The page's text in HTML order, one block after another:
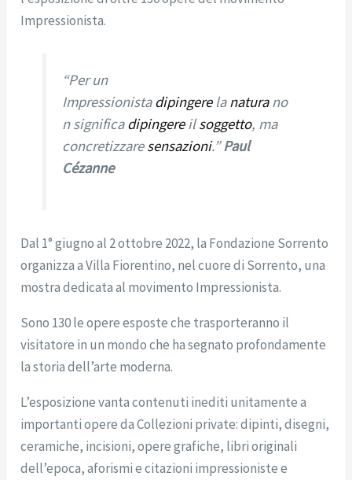
Impressionista.
“Per un
Impressionistadipingerelanaturano
n significadipingereilsoggetto, ma
concretizzaresensazioni.”Paul
Cézanne
Dal 1° giugno al 2 ottobre 2022, la Fondazione Sorrento
organizza a Villa Fiorentino, nel cuore di Sorrento, una
mostra dedicata al movimento Impressionista.
Sono 130 le opere esposte che trasporteranno il
visitatore in un mondo che ha segnato profondamente
la storia dell’arte moderna.
L’esposizione vanta contenuti inediti unitamente a
importanti opere da Collezioni private: dipinti, disegni,
ceramiche, incisioni, opere grafiche, libri originali
dell’epoca, aforismi e citazioni impressioniste e